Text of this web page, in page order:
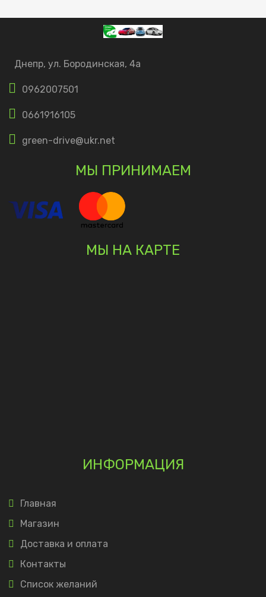
Днепр, ул. Бородинская, 4а
0962007501
0661916105
green-drive@ukr.net
МЫ ПРИНИМАЕМ
МЫ НА КАРТЕ
ИНФОРМАЦИЯ
Главная
Магазин
Доставка и оплата
Контакты
Список желаний